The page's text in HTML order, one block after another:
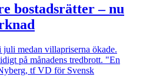
bostadsrätter – nu
juli medan villapriserna ökade.
på månadens tredbrott. "En
tf VD för Svensk